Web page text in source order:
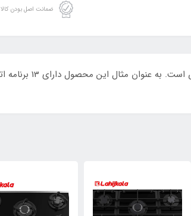
ضمانت اصل بودن کالا